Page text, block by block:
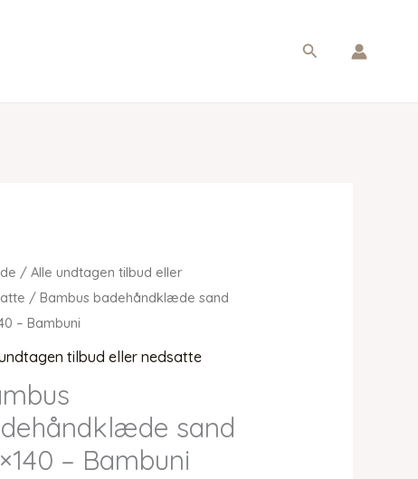
Søg
/Alle undtagen tilbud eller
/ Bambus badehåndklæde sand
– Bambuni
tilbud eller nedsatte
sand
– Bambuni